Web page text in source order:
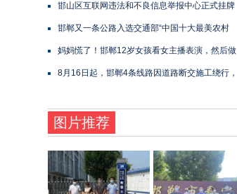
邯山区互联网违法和不良信息举报中心正式挂牌
邯郸又一条公路入选交通部“中国十大最美农村
妈妈慌了！邯郸12岁女孩看女主播表演，然后做
8月16日起，邯郸4条线路因道路断交施工绕行，
图片推荐